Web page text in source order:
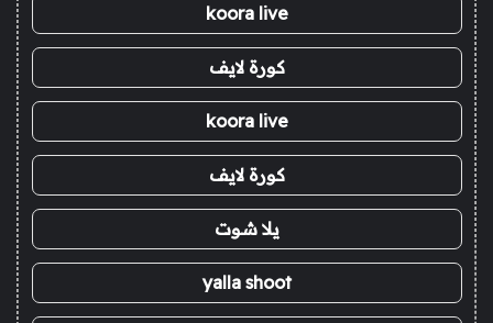
koora live
كورة لايف
koora live
كورة لايف
يلا شوت
yalla shoot